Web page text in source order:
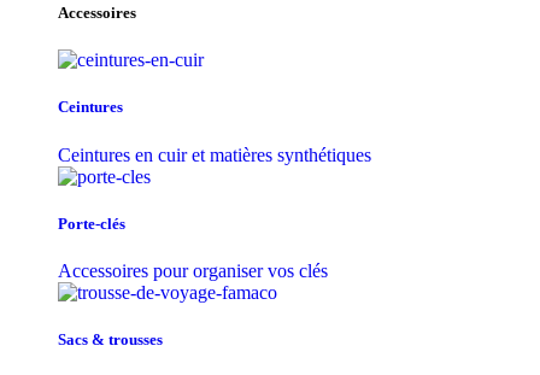
Accessoires
Ceintures
Ceintures en cuir et matières synthétiques
Porte-clés
Accessoires pour organiser vos clés
Sacs & trousse​s